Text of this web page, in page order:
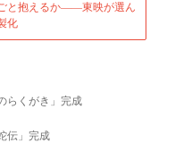
と抱えるか——東映が選ん
化
らくがき」完成
伝」完成